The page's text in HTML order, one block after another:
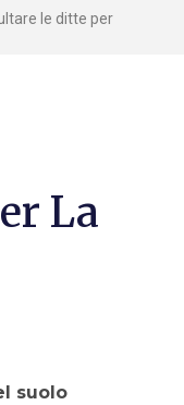
le ditte per
La
suolo